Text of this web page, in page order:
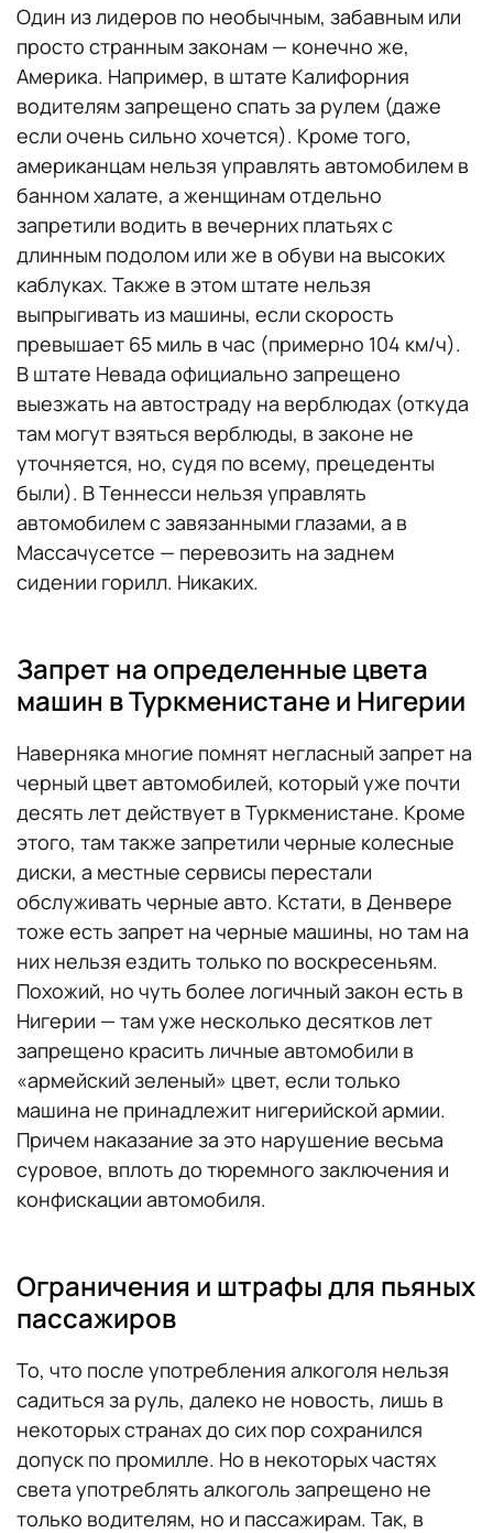
Один из лидеров по необычным, забавным или
просто странным законам — конечно же,
Америка. Например, в штате Калифорния
водителям запрещено спать за рулем (даже
если очень сильно хочется). Кроме того,
американцам нельзя управлять автомобилем в
банном халате, а женщинам отдельно
запретили водить в вечерних платьях с
длинным подолом или же в обуви на высоких
каблуках. Также в этом штате нельзя
выпрыгивать из машины, если скорость
превышает 65 миль в час (примерно 104 км/ч).
В штате Невада официально запрещено
выезжать на автостраду на верблюдах (откуда
там могут взяться верблюды, в законе не
уточняется, но, судя по всему, прецеденты
были). В Теннесси нельзя управлять
автомобилем с завязанными глазами, а в
Массачусетсе — перевозить на заднем
сидении горилл. Никаких.
Запрет на определенные цвета
машин в Туркменистане и Нигерии
Наверняка многие помнят негласный запрет на
черный цвет автомобилей, который уже почти
десять лет действует в Туркменистане. Кроме
этого, там также запретили черные колесные
диски, а местные сервисы перестали
обслуживать черные авто. Кстати, в Денвере
тоже есть запрет на черные машины, но там на
них нельзя ездить только по воскресеньям.
Похожий, но чуть более логичный закон есть в
Нигерии — там уже несколько десятков лет
запрещено красить личные автомобили в
«армейский зеленый» цвет, если только
машина не принадлежит нигерийской армии.
Причем наказание за это нарушение весьма
суровое, вплоть до тюремного заключения и
конфискации автомобиля.
Ограничения и штрафы для пьяных
пассажиров
То, что после употребления алкоголя нельзя
садиться за руль, далеко не новость, лишь в
некоторых странах до сих пор сохранился
допуск по промилле. Но в некоторых частях
света употреблять алкоголь запрещено не
только водителям, но и пассажирам. Так, в